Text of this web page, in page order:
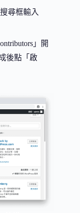
尋框輸入
」開
後點「啟